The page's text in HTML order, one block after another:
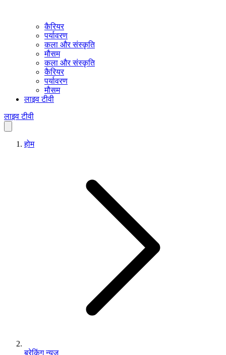
कैरियर
पर्यावरण
कला और संस्कृति
मौसम
कला और संस्कृति
कैरियर
पर्यावरण
मौसम
लाइव टीवी
लाइव टीवी
होम
ब्रेकिंग न्यूज़